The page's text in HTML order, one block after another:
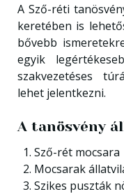
A Sző-réti
keretében is
bővebb
egyik
szakvezetéses
lehet jelentkezni.
A tanösvény
Sző-rét mocsara
Mocsarak
Szikes puszták